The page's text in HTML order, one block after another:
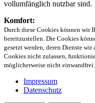
vollumfänglich nutzbar sind.
Komfort:
Durch diese Cookies können wir
bereitzustellen. Die Cookies
gesetzt werden, deren Dienste wir
Cookies nicht zulassen,
möglicherweise nicht einwandfrei.
Impressum
Datenschutz